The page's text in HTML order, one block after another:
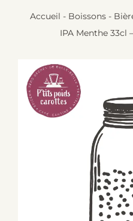
Accueil - Boissons-
IPA Menthe 33cl